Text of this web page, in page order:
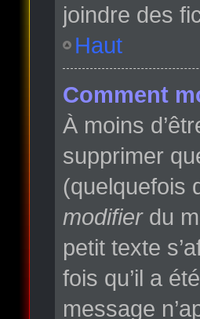
joindre des
Haut
Comment
À moins
supprimer
(quelquefois
modifierdu
petit texte
fois qu’il a
message